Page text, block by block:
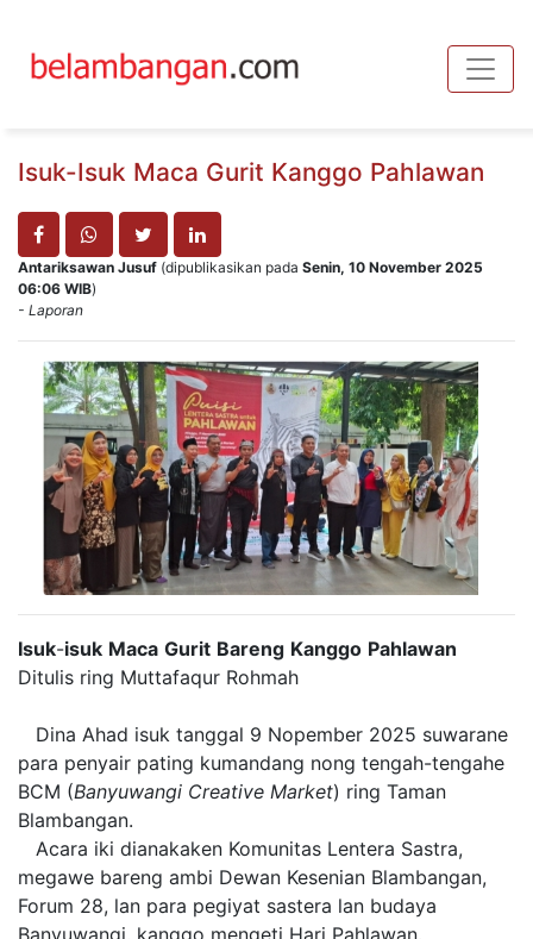
Isuk-Isuk Maca Gurit Kanggo Pahlawan
Antariksawan Jusuf (dipublikasikan pada Senin, 10 November 2025
06:06 WIB)
- Laporan
Isuk-isuk Maca Gurit Bareng Kanggo Pahlawan
Ditulis ring Muttafaqur Rohmah
Dina Ahad isuk tanggal 9 Nopember 2025 suwarane
para penyair pating kumandang nong tengah-tengahe
BCM (Banyuwangi Creative Market) ring Taman
Blambangan.
Acara iki dianakaken Komunitas Lentera Sastra,
megawe bareng ambi Dewan Kesenian Blambangan,
Forum 28, lan para pegiyat sastera lan budaya